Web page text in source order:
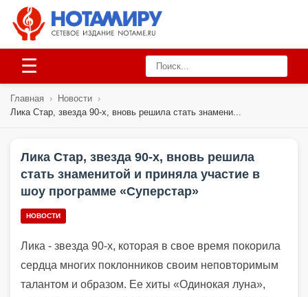
☰
Главная › Новости ›
Лика Стар, звезда 90-х, вновь решила стать знамени...
Лика Стар, звезда 90-х, вновь решила
стать знаменитой и приняла участие в
шоу программе «Суперстар»
НОВОСТИ
Лика - звезда 90-х, которая в свое время покорила
сердца многих поклонников своим неповторимым
талантом и образом. Ее хиты «Одинокая луна»,